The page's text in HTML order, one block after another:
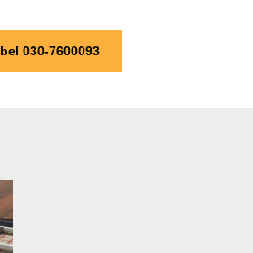
bel 030-7600093